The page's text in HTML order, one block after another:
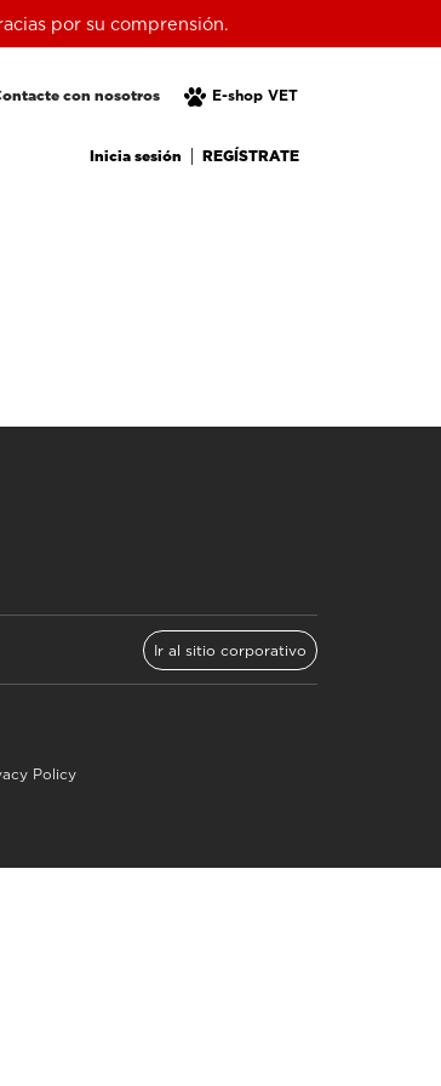
por su comprensión.
E-shop VET
con nosotros
Inicia sesión REGÍSTRATE
Ir al sitio corporativo
Policy